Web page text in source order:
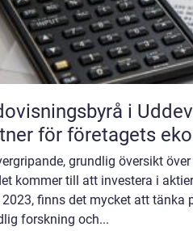
i
för företagets
grundlig översikt
kommer till att investera i
finns det mycket att tänka
forskning och...